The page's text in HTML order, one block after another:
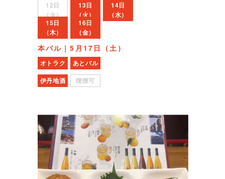
12日
（火）
13日
（火）
14日
（水）
15日
（木）
16日
（金）
本バル｜5月17日（土）
オトラク
あとバル
伊丹地酒
喫煙可